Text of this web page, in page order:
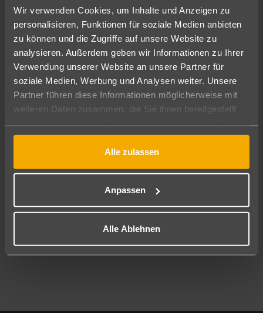
Wir verwenden Cookies, um Inhalte und Anzeigen zu
personalisieren, Funktionen für soziale Medien anbieten
zu können und die Zugriffe auf unsere Website zu
analysieren. Außerdem geben wir Informationen zu Ihrer
Verwendung unserer Website an unsere Partner für
soziale Medien, Werbung und Analysen weiter. Unsere
Partner führen diese Informationen möglicherweise mit
weiteren Daten zusammen, die Sie ihnen bereitgestellt
gesammelt haben.
Alle zulassen
Anpassen
Alle Ablehnen
Angebote filtern
Ändere die Kriterien nach deinen Wünschen
Pauschal Nur Hotel
Abflughafen
Reisezeitraum
09.08.26–07.08.27 7-21 Nächte
2 Erwachsene Keine Kinder